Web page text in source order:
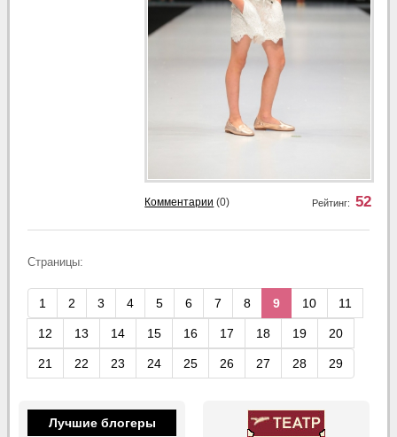
Комментарии (0) Рейтинг: 52
Страницы:
1 2 3 4 5 6 7 8 9 10 11
12 13 14 15 16 17 18 19 20
21 22 23 24 25 26 27 28 29
Лучшие блогеры